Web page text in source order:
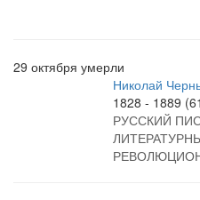
29 октября умерли
Николай
1828 - 1889
РУССКИЙ